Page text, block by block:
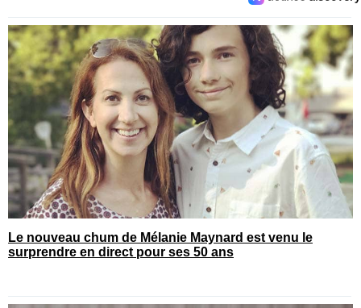
Le nouveau chum de Mélanie Maynard est venu le
surprendre en direct pour ses 50 ans